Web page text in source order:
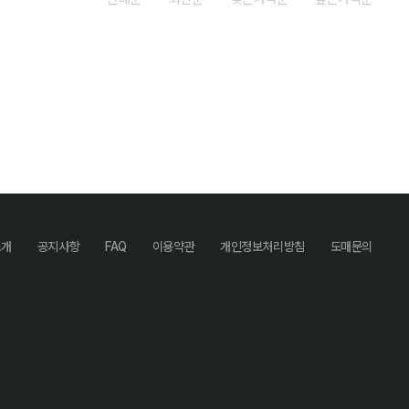
공지사항 FAQ 이용약관 개인정보처리방침 도매문의